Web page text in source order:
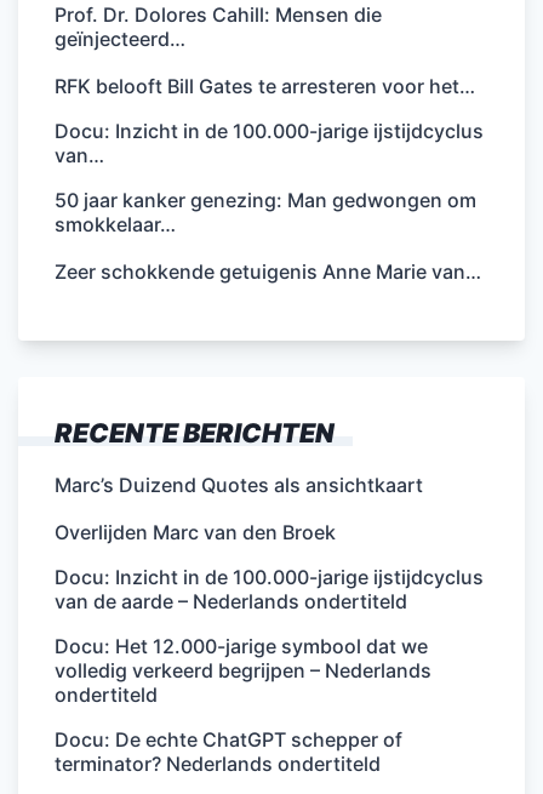
Prof. Dr. Dolores Cahill: Mensen die
geïnjecteerd…
RFK belooft Bill Gates te arresteren voor het…
Docu: Inzicht in de 100.000-jarige ijstijdcyclus
van…
50 jaar kanker genezing: Man gedwongen om
smokkelaar…
Zeer schokkende getuigenis Anne Marie van…
RECENTE BERICHTEN
Marc’s Duizend Quotes als ansichtkaart
Overlijden Marc van den Broek
Docu: Inzicht in de 100.000-jarige ijstijdcyclus
van de aarde – Nederlands ondertiteld
Docu: Het 12.000-jarige symbool dat we
volledig verkeerd begrijpen – Nederlands
ondertiteld
Docu: De echte ChatGPT schepper of
terminator? Nederlands ondertiteld